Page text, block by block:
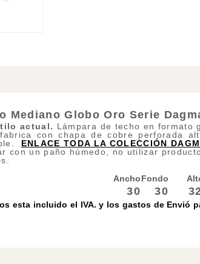
Mediano Globo Oro Serie
actual. Lámpara de techo en formato
con chapa de cobre perforada
ENLACE TODA LA COLECCIÓN
con un paño húmedo, no utilizar
AnchoFondo
30 30
esta incluido el IVA. y los gastos de Envió